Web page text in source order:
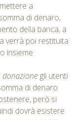
a
di denaro,
della banca, a
verrà poi restituita
insieme
donazione gli utenti
di denaro
però si
dovrà esistere